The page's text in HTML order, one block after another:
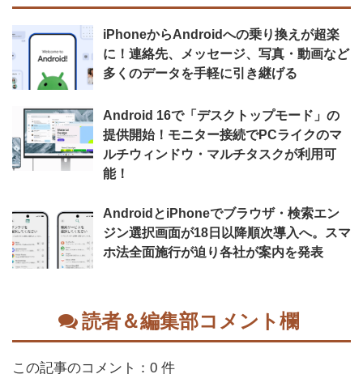
iPhoneからAndroidへの乗り換えが超楽
に！連絡先、メッセージ、写真・動画など
多くのデータを手軽に引き継げる
Android 16で「デスクトップモード」の
提供開始！モニター接続でPCライクのマ
ルチウィンドウ・マルチタスクが利用可
能！
AndroidとiPhoneでブラウザ・検索エン
ジン選択画面が18日以降順次導入へ。スマ
ホ法全面施行が迫り各社が案内を発表
読者＆編集部コメント欄
この記事のコメント：0 件